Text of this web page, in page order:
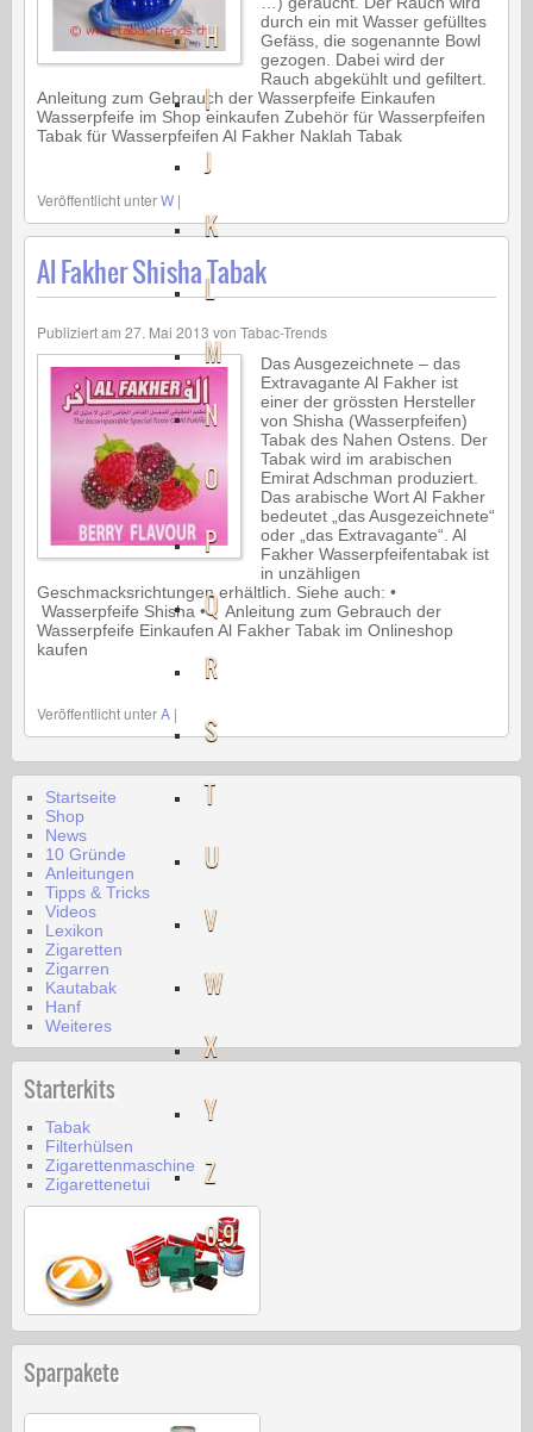
H
I
J
K
L
M
N
O
P
Q
R
S
T
U
V
W
X
Y
Z
0-9
durch ein mit Wasser gefülltes
Gefäss, die sogenannte Bowl
gezogen. Dabei wird der
Rauch abgekühlt und gefiltert.
Anleitung zum Gebrauch der Wasserpfeife Einkaufen
Wasserpfeife im Shop einkaufen Zubehör für Wasserpfeifen
Tabak für Wasserpfeifen Al Fakher Naklah Tabak
Veröffentlicht unterW |
Al Fakher Shisha Tabak
Publiziert am 27. Mai 2013 von Tabac-Trends
Das Ausgezeichnete – das
Extravagante Al Fakher ist
einer der grössten Hersteller
von Shisha (Wasserpfeifen)
Tabak des Nahen Ostens. Der
Tabak wird im arabischen
Emirat Adschman produziert.
Das arabische Wort Al Fakher
bedeutet „das Ausgezeichnete“
oder „das Extravagante“. Al
Fakher Wasserpfeifentabak ist
in unzähligen
Geschmacksrichtungen erhältlich. Siehe auch: •
Wasserpfeife Shisha • Anleitung zum Gebrauch der
Wasserpfeife Einkaufen Al Fakher Tabak im Onlineshop
kaufen
Veröffentlicht unterA |
Startseite
Shop
News
10 Gründe
Anleitungen
Tipps & Tricks
Videos
Lexikon
Zigaretten
Zigarren
Kautabak
Hanf
Weiteres
Starterkits
Tabak
Filterhülsen
Zigarettenmaschine
Zigarettenetui
Sparpakete